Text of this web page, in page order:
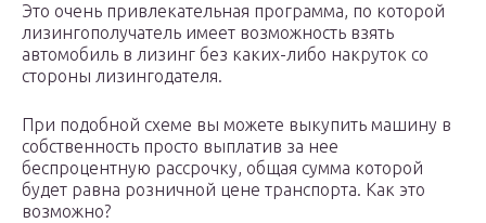
Это очень привлекательная программа, по которой
лизингополучатель имеет возможность взять
автомобиль в лизинг без каких-либо накруток со
стороны лизингодателя.
При подобной схеме вы можете выкупить машину в
собственность просто выплатив за нее
беспроцентную рассрочку, общая сумма которой
будет равна розничной цене транспорта. Как это
возможно?